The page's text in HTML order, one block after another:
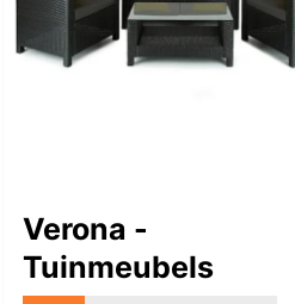
Verona -
Tuinmeubels